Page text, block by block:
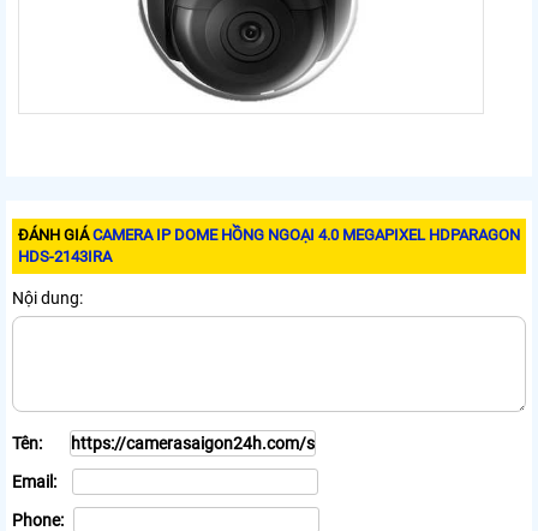
ĐÁNH GIÁCAMERA IP DOME HỒNG NGOẠI 4.0 MEGAPIXEL HDPARAGON
HDS-2143IRA
Nội dung:
Tên:
Email:
Phone: